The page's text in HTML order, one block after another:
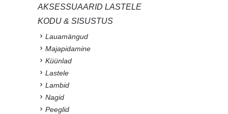
AKSESSUAARID LASTELE
KODU & SISUSTUS
Lauamängud
Majapidamine
Küünlad
Lastele
Lambid
Nagid
Peeglid